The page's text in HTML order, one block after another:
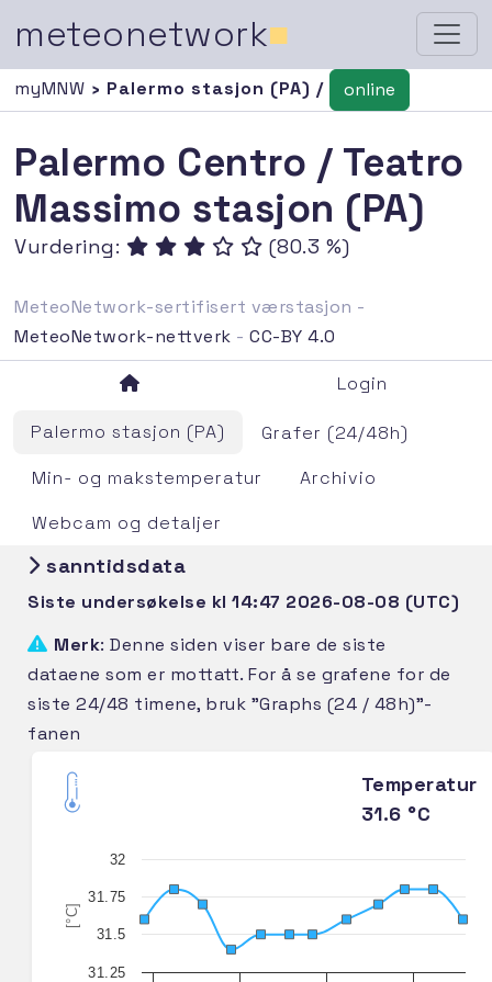
meteonetwork■
myMNW › Palermo stasjon (PA) / online
Palermo Centro / Teatro
Massimo stasjon (PA)
Vurdering: (80.3 %)
MeteoNetwork-sertifisert værstasjon -
MeteoNetwork-nettverk -CC-BY 4.0
Login
Palermo stasjon (PA)
Grafer (24/48h)
Min- og makstemperatur
Archivio
Webcam og detaljer
sanntidsdata
Siste undersøkelse kl 14:47 2026-08-08 (UTC)
Merk: Denne siden viser bare de siste
dataene som er mottatt. For å se grafene for de
siste 24/48 timene, bruk "Graphs (24 / 48h)"-
fanen
Temperatur
31.6 °C
[°C]
31.25
31.5
31.75
32